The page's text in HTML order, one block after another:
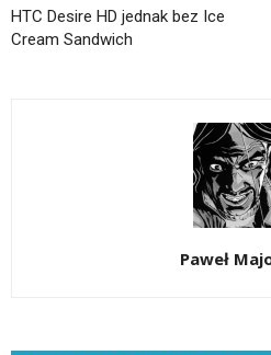
HTC Desire HD jednak bez Ice
Cream Sandwich
Paweł